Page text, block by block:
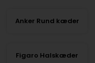
Anker Rund kæder
Figaro Halskæder